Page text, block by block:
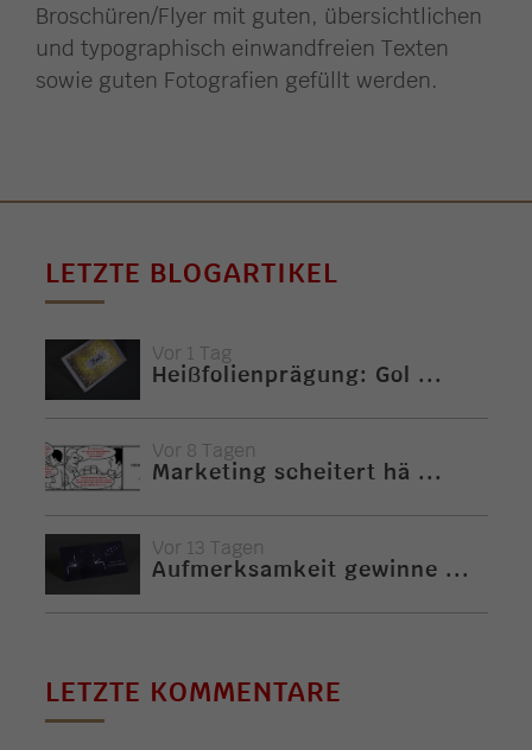
Broschüren/Flyer mit guten, übersichtlichen
und typographisch einwandfreien Texten
sowie guten Fotografien gefüllt werden.
LETZTE BLOGARTIKEL
Vor 1 Tag
Heißfolienprägung: Gol ...
Vor 8 Tagen
Marketing scheitert hä ...
Vor 13 Tagen
Aufmerksamkeit gewinne ...
LETZTE KOMMENTARE